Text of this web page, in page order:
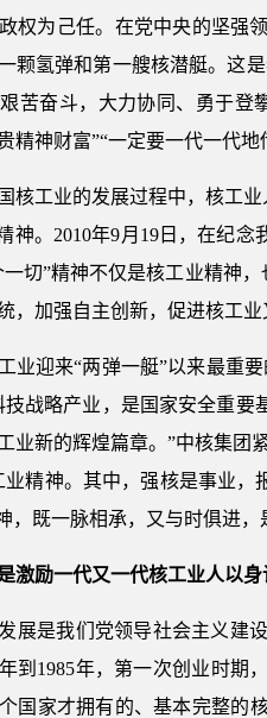
权为己任。在党中央的坚强
颗氢弹和第一艘核潜艇。这
苦奋斗，大力协同、勇于登
精神财富”“一定要一代一代
核工业的发展过程中，核工
神。2010年9月19日，在纪
切”精神不仅是核工业精神
，加强自主创新，促进核工业
业迎来“两弹一艇”以来最重
技战略产业，是国家安全重
业新的辉煌篇章。”中核集团
业精神。其中，强核是事业
，既一脉相承，又与时俱进
激励一代又一代核工业人以
展是我们党领导社会主义建
到1985年，第一次创业时
国家才拥有的、基本完整的